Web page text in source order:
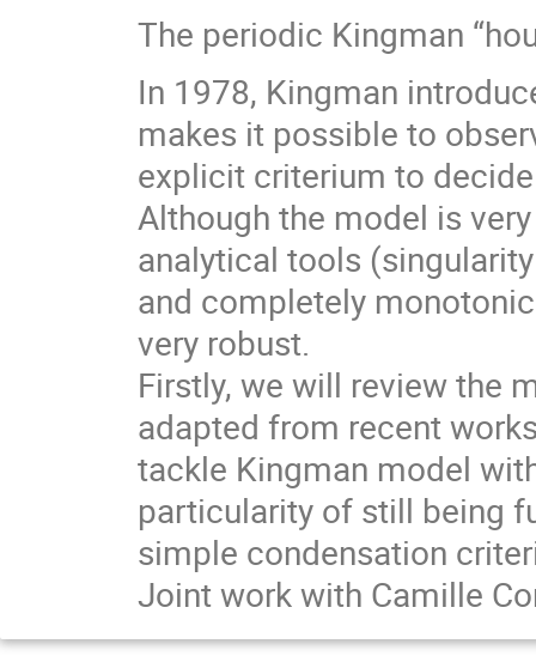
The periodic Kingman
In 1978, Kingman
makes it possible to
explicit criterium to
Although the model is
analytical tools
and completely
very robust.
Firstly, we will review the
adapted from recent
tackle Kingman model
particularity of still being
simple condensation
Joint work with Camille